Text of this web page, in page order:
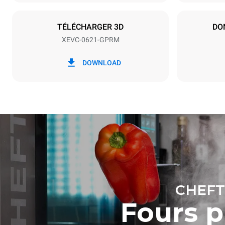
TÉLÉCHARGER 3D
XEVC-0621-GPRM
DOWNLOAD
Fours